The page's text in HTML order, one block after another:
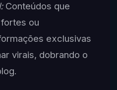
Conteúdos que
ou
exclusivas
virais, dobrando o